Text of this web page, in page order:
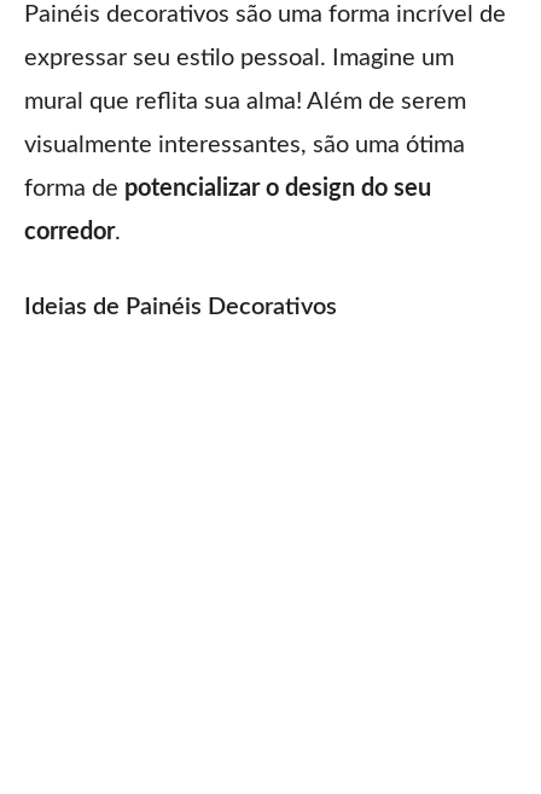
Painéis decorativos são uma forma incrível de
expressar seu estilo pessoal. Imagine um
mural que reflita sua alma! Além de serem
visualmente interessantes, são uma ótima
forma de potencializar o design do seu
corredor.
Ideias de Painéis Decorativos